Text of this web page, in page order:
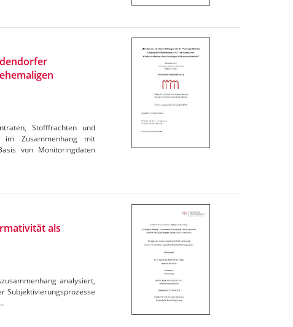
Stofffrachten und
im Zusammenhang mit
von Monitoringdaten
als
analysiert,
Subjektivierungsprozesse